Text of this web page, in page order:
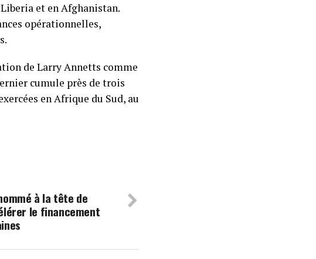
et en Afghanistan.
opérationnelles,
de Larry Annetts comme
cumule près de trois
en Afrique du Sud, au
à la tête de
le financement